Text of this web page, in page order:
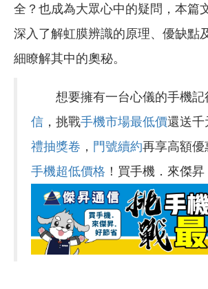
全？也成為大眾心中的疑問，本篇
深入了解虹膜辨識的原理、優缺點
細瞭解其中的奧秘。
想要擁有一台心儀的手機記
信 ，挑戰手機市場最低價還送千
禮抽獎卷 ， 門號續約再享高額
手機超低價格 ！買手機．來傑昇